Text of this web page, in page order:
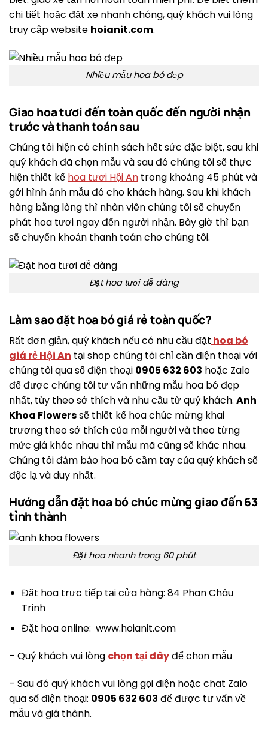
chi tiết hoặc đặt xe nhanh chóng, quý khách vui lòng
truy cập website hoianit.com.
Nhiều mẫu hoa bó đẹp
Giao hoa tươi đến toàn quốc đến người nhận
trước và thanh toán sau
Chúng tôi hiện có chính sách hết sức đặc biệt, sau khi
quý khách đã chọn mẫu và sau đó chúng tôi sẽ thực
hiện thiết kế hoa tươi Hội An trong khoảng 45 phút và
gởi hình ảnh mẫu đó cho khách hàng. Sau khi khách
hàng bằng lòng thì nhân viên chúng tôi sẽ chuyển
phát hoa tươi ngay đến người nhận. Bây giờ thì bạn
sẽ chuyển khoản thanh toán cho chúng tôi.
Đặt hoa tươi dễ dàng
Làm sao đặt hoa bó giá rẻ toàn quốc?
Rất đơn giản, quý khách nếu có nhu cầu đặt hoa bó
giá rẻ Hội An tại shop chúng tôi chỉ cần điện thoại với
chúng tôi qua số điện thoại 0905 632 603 hoặc Zalo
để được chúng tôi tư vấn những mẫu hoa bó đẹp
nhất, tùy theo sở thích và nhu cầu từ quý khách. Anh
Khoa Flowerssẽ thiết kế hoa chúc mừng khai
trương theo sở thích của mỗi người và theo từng
mức giá khác nhau thì mẫu mã cũng sẽ khác nhau.
Chúng tôi đảm bảo hoa bó cầm tay của quý khách sẽ
độc lạ và duy nhất.
Hướng dẫn đặt hoa bó chúc mừng giao đến 63
tỉnh thành
Đặt hoa nhanh trong 60 phút
Đặt hoa trực tiếp tại cửa hàng: 84 Phan Châu
Trinh
Đặt hoa online: www.hoianit.com
– Quý khách vui lòng chọn tại đâyđể chọn mẫu
– Sau đó quý khách vui lòng gọi điện hoặc chat Zalo
qua số điện thoại: 0905 632 603 để được tư vấn về
mẫu và giá thành.